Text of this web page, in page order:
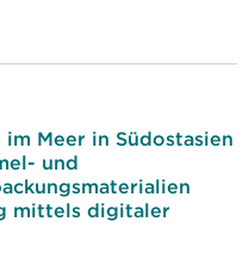
Meer in Südostasien
und
mittels digitaler